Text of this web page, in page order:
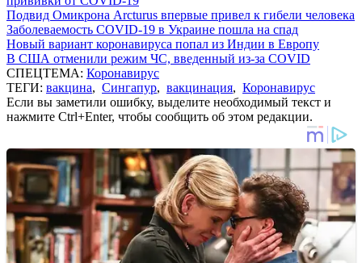
Подвид Омикрона Arcturus впервые привел к гибели человека
Заболеваемость COVID-19 в Украине пошла на спад
Новый вариант коронавируса попал из Индии в Европу
В США отменили режим ЧС, введенный из-за COVID
СПЕЦТЕМА: Коронавирус
ТЕГИ: вакцина, Сингапур, вакцинация, Коронавирус
Если вы заметили ошибку, выделите необходимый текст и
нажмите Ctrl+Enter, чтобы сообщить об этом редакции.